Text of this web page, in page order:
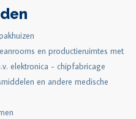
en productieruimtes met
elektronica - chipfabricage
en andere medische